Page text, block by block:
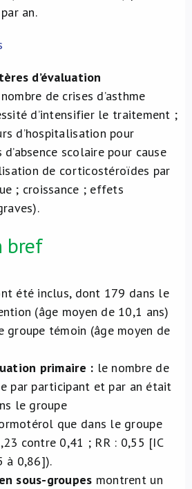
an.
d’évaluation
de crises d’asthme
d’intensifier le traitement ;
d’hospitalisation pour
scolaire pour cause
de corticostéroïdes par
; croissance ; effets
bref
été inclus, dont 179 dans le
(âge moyen de 10,1 ans)
groupe témoin (âge moyen de
primaire : le nombre de
par participant et par an était
le groupe
que dans le groupe
contre 0,41 ; RR : 0,55 [IC
à 0,86]).
sous-groupes montrent un